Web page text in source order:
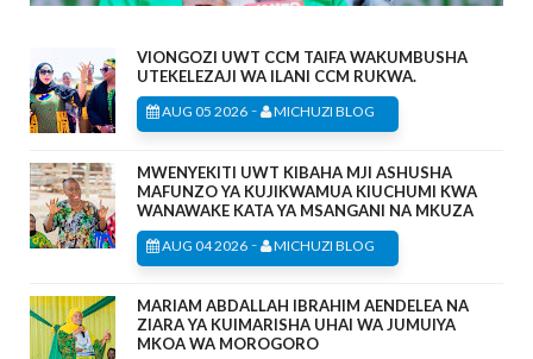
VIONGOZI UWT CCM TAIFA WAKUMBUSHA
UTEKELEZAJI WA ILANI CCM RUKWA.
AUG 05 2026 - MICHUZI BLOG
MWENYEKITI UWT KIBAHA MJI ASHUSHA
MAFUNZO YA KUJIKWAMUA KIUCHUMI KWA
WANAWAKE KATA YA MSANGANI NA MKUZA
AUG 04 2026 - MICHUZI BLOG
MARIAM ABDALLAH IBRAHIM AENDELEA NA
ZIARA YA KUIMARISHA UHAI WA JUMUIYA
MKOA WA MOROGORO